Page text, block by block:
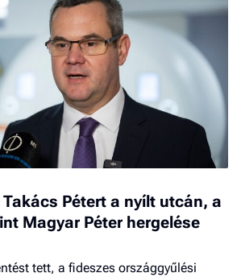
Pétert a nyílt utcán, a
Magyar Péter hergelése
tett, a fideszes országgyűlési